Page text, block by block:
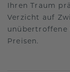
Ihren Traum
Verzicht auf
unübertroffene
Preisen.